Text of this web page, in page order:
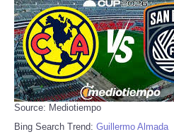
Source: Mediotiempo
Bing Search Trend: Guillermo Almada